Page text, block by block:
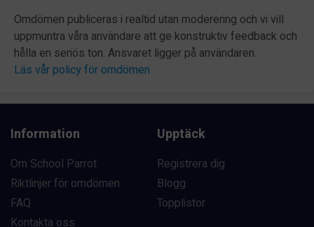
Omdömen publiceras i realtid utan moderering och vi vill
uppmuntra våra användare att ge konstruktiv feedback och
hålla en seriös ton. Ansvaret ligger på användaren.
Läs vår policy för omdömen
Information
Om School Parrot
Riktlinjer för omdömen
FAQ
Kontakta oss
Upptäck
Registrera dig
Blogg
Topplistor